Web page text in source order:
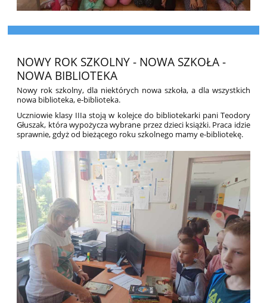
NOWY ROK SZKOLNY - NOWA SZKOŁA -
NOWA BIBLIOTEKA
Nowy rok szkolny, dla niektórych nowa szkoła, a dla wszystkich
nowa biblioteka, e-biblioteka.
Uczniowie klasy IIIa stoją w kolejce do bibliotekarki pani Teodory
Głuszak, która wypożycza wybrane przez dzieci książki. Praca idzie
sprawnie, gdyż od bieżącego roku szkolnego mamy e-bibliotekę.